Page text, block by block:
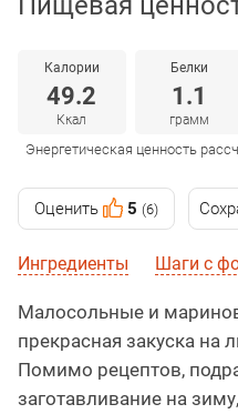
Калории
49.2
Ккал
Белки
1.1
грамм
Энергетическая ценность
Оценить 5 (6)
Ингредиенты Шаги с
Малосольные и
прекрасная закуска на
Помимо рецептов,
заготавливание на